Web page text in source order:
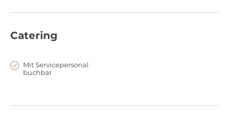
Catering
Mit Servicepersonal
buchbar